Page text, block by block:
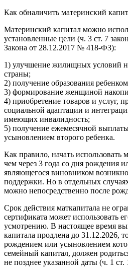
Как обналичить материнский
Материнский капитал можно
установленные цели (ч. 3 ст. 7
Закона от 28.12.2017 № 418-ФЗ):
1) улучшение жилищных условий
страны;
2) получение образования
3) формирование женщиной
4) приобретение товаров и услуг,
социальной адаптации и
имеющих инвалидность;
5) получение ежемесячной
усыновлением второго ребенка.
Как правило, начать использовать
чем через 3 года со дня рождения
являющегося виновником
поддержки. Но в отдельных
можно непосредственно после
Срок действия маткапитала не
сертификата может использовать
усмотрению. В настоящее время
капитала продлена до 31.12.2026,
рождением или усыновлением
семейный капитал, должен
не позднее указанной даты (ч. 1